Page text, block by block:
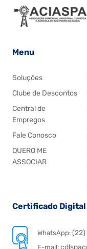
Menu
Soluções
Clube de Descontos
Central de
Empregos
Fale Conosco
QUERO ME
ASSOCIAR
Certificado Digital
WhatsApp:
E-mail: